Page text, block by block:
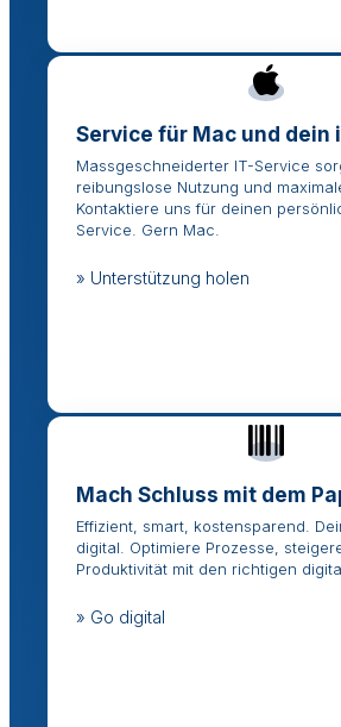
Service für Mac und dein
Massgeschneiderter IT-Service
reibungslose Nutzung und
Kontaktiere uns für deinen
Service. Gern Mac.
» Unterstützung holen
Mach Schluss mit dem
Effizient, smart, kostensparend.
digital. Optimiere Prozesse,
Produktivität mit den richtigen
» Go digital